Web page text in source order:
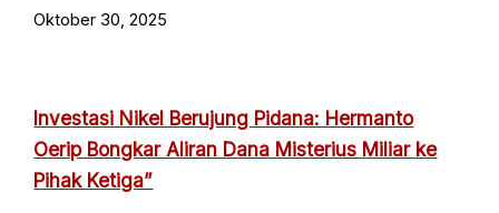
Oktober 30, 2025
Investasi Nikel Berujung Pidana: Hermanto
Oerip Bongkar Aliran Dana Misterius Miliar ke
Pihak Ketiga”